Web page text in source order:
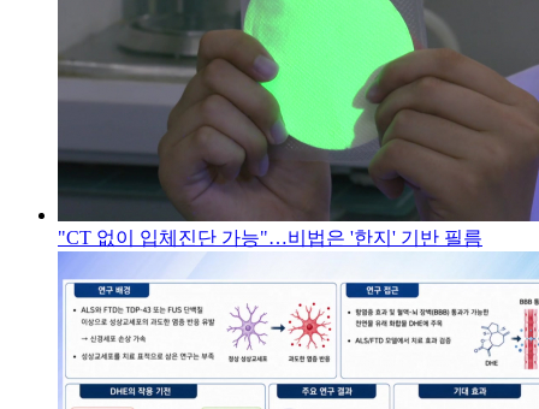
"CT 없이 입체진단 가능"…비법은 '한지' 기반 필름